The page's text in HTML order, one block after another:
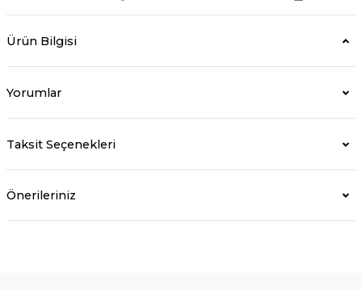
Ürün Bilgisi
Yorumlar
Taksit Seçenekleri
Önerileriniz